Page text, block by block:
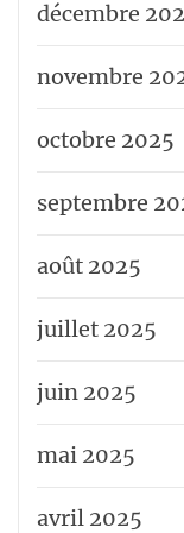
décembre
novembre
octobre 2025
septembre
août 2025
juillet 2025
juin 2025
mai 2025
avril 2025